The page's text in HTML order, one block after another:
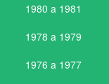
1980 a 1981
1978 a 1979
1976 a 1977